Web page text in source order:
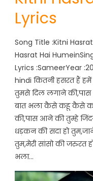
Lyrics
Song Title :Kitni
Hasrat Hai
Lyrics :SameerYear
hindi कितनी हसरत हैं
तुमसे दिल लगाने
बात भला कैसे कहू कैसे
की,पास आने की तुम्हे
धड़कन की सदा हो
तुम,मेरी सांसो की जरुरत
भला…